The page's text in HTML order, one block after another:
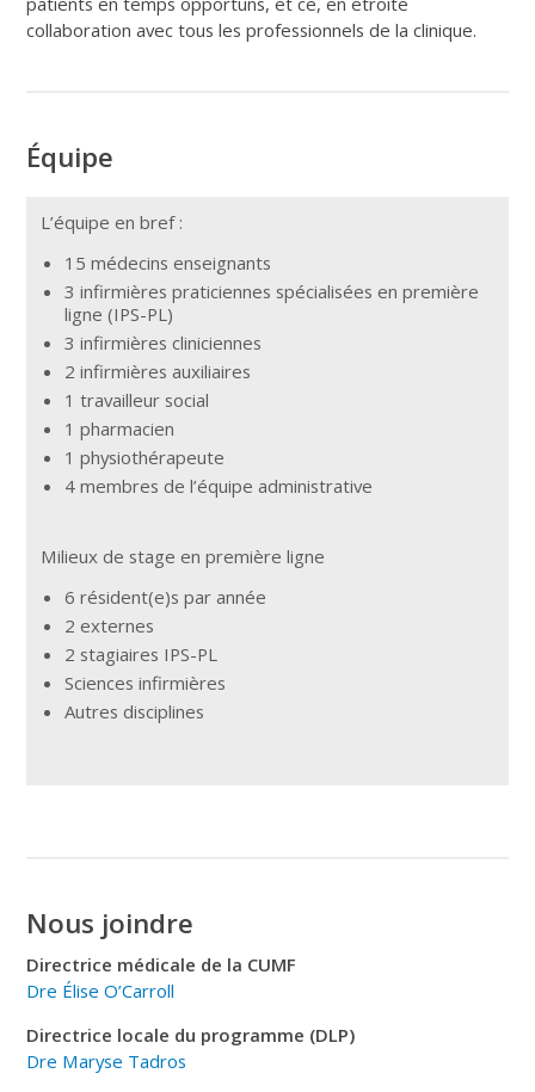
collaboration avec tous les professionnels de la clinique.
Équipe
L’équipe en bref :
15 médecins enseignants
3 infirmières praticiennes spécialisées en première
ligne (IPS-PL)
3 infirmières cliniciennes
2 infirmières auxiliaires
1 travailleur social
1 pharmacien
1 physiothérapeute
4 membres de l’équipe administrative
Milieux de stage en première ligne
6 résident(e)s par année
2 externes
2 stagiaires IPS-PL
Sciences infirmières
Autres disciplines
Nous joindre
Directrice médicale de la CUMF
Dre Élise O’Carroll
Directrice locale du programme (DLP)
Dre Maryse Tadros